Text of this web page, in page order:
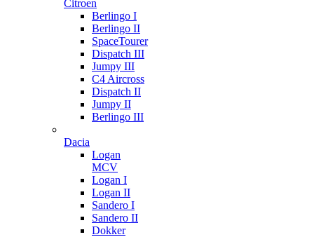
Citroen
Berlingo I
Berlingo II
SpaceTourer
Dispatch III
Jumpy III
C4 Aircross
Dispatch II
Jumpy II
Berlingo III
Dacia
Logan
MCV
Logan I
Logan II
Sandero I
Sandero II
Dokker